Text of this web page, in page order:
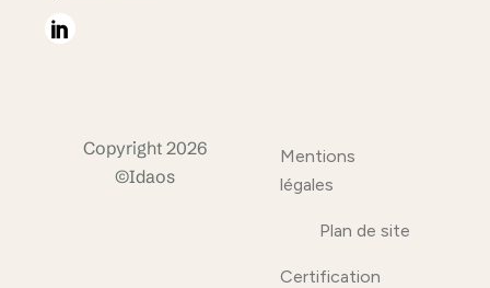
Copyright 2026
©Idaos
Mentions
légales
Plan de site
Certification